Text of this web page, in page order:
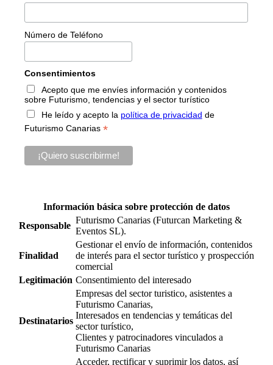
Número de Teléfono
Consentimientos
Acepto que me envíes información y contenidos
sobre Futurismo, tendencias y el sector turístico
He leído y acepto la política de privacidad de
Futurismo Canarias *
Información básica sobre protección de datos
Responsable
Futurismo Canarias (Futurcan Marketing &
Eventos SL).
Finalidad
Gestionar el envío de información, contenidos
de interés para el sector turístico y prospección
comercial
Legitimación Consentimiento del interesado
Destinatarios
Empresas del sector turistico, asistentes a
Futurismo Canarias,
Interesados en tendencias y temáticas del
sector turístico,
Clientes y patrocinadores vinculados a
Futurismo Canarias
Acceder, rectificar y suprimir los datos, así